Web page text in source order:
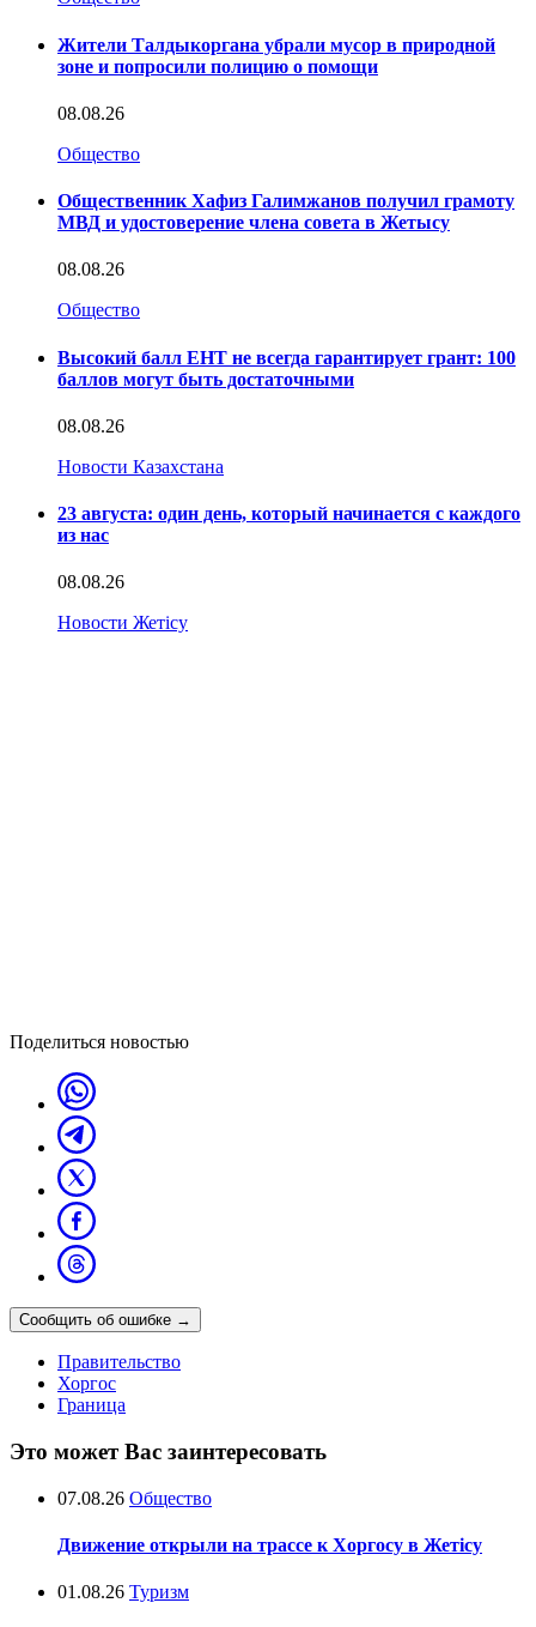
Жители Талдыкоргана убрали мусор в природной
зоне и попросили полицию о помощи
08.08.26
Общество
Общественник Хафиз Галимжанов получил грамоту
МВД и удостоверение члена совета в Жетысу
08.08.26
Общество
Высокий балл ЕНТ не всегда гарантирует грант: 100
баллов могут быть достаточными
08.08.26
Новости Казахстана
23 августа: один день, который начинается с каждого
из нас
08.08.26
Новости Жетісу
Поделиться новостью
Сообщить об ошибке →
Правительство
Хоргос
Граница
Это может Вас заинтересовать
07.08.26 Общество
Движение открыли на трассе к Хоргосу в Жетісу
01.08.26 Туризм